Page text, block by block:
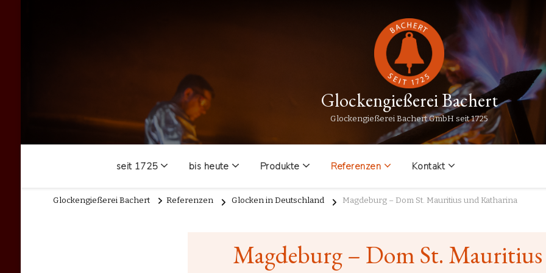
Glockengießerei Bachert
Glockengießerei Bachert GmbH seit 1725
seit 1725 bis heute Produkte Referenzen Kontakt
Glockengießerei Bachert Referenzen Glocken in Deutschland Magdeburg – Dom St. Mauritius und Katharina
Magdeburg – Dom St.